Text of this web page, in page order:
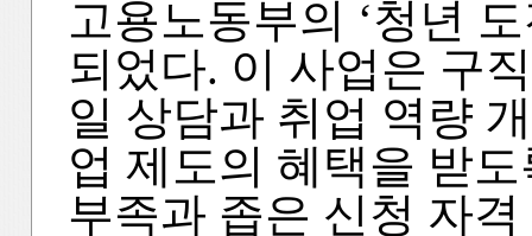
고용노동부의 ‘청년
되었다. 이 사업은 구
일 상담과 취업 역량
업 제도의 혜택을 받
부족과 좁은 신청 자